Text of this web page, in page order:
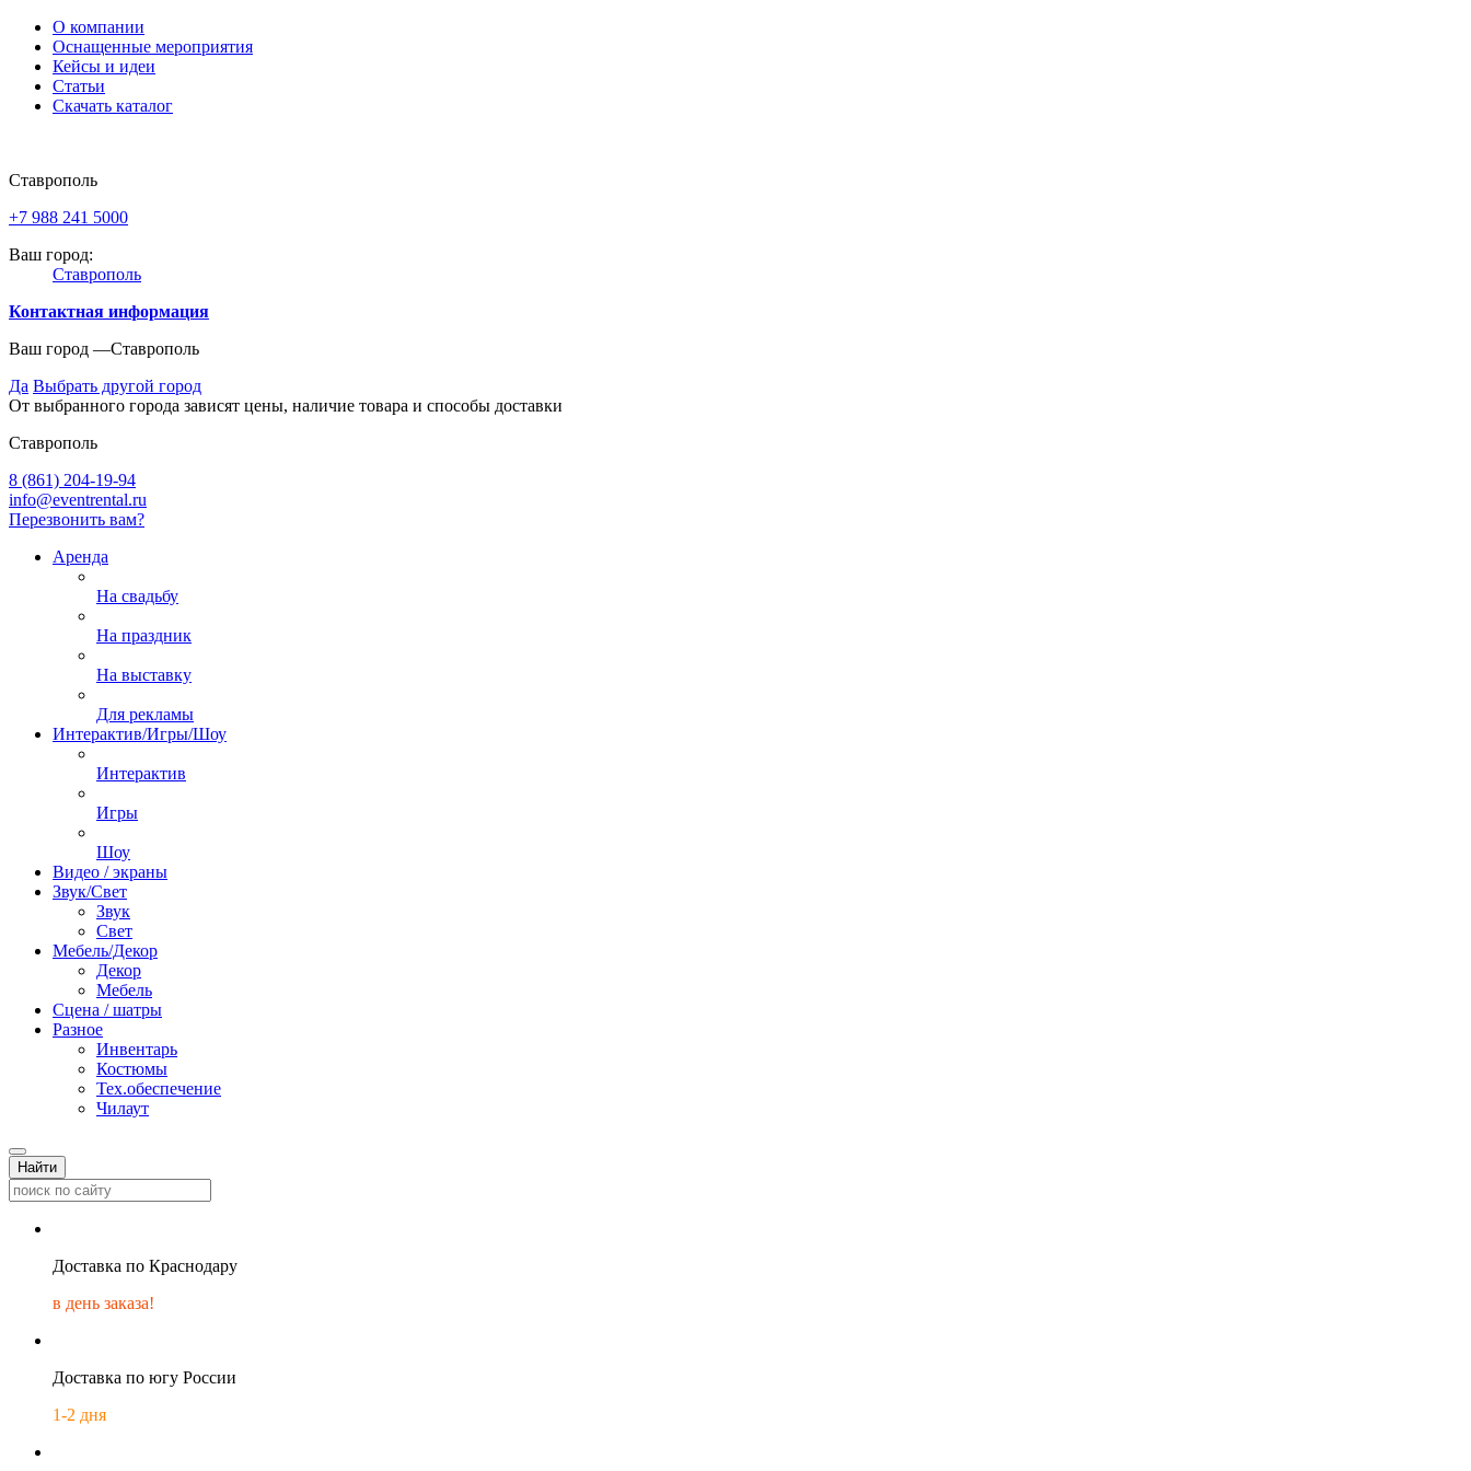
О компании
Оснащенные мероприятия
Кейсы и идеи
Статьи
Скачать каталог
Ставрополь
+7 988 241 5000
Ваш город:
Ставрополь
Контактная информация
Ваш город —Ставрополь
Да Выбрать другой город
От выбранного города зависят цены, наличие товара и способы доставки
Ставрополь
8 (861) 204-19-94
info@eventrental.ru
Перезвонить вам?
Аренда
На свадьбу
На праздник
На выставку
Для рекламы
Интерактив/Игры/Шоу
Интерактив
Игры
Шоу
Видео / экраны
Звук/Свет
Звук
Свет
Мебель/Декор
Декор
Мебель
Сцена / шатры
Разное
Инвентарь
Костюмы
Тех.обеспечение
Чилаут
Найти
Доставка по Краснодару
в день заказа!
Доставка по югу России
1-2 дня